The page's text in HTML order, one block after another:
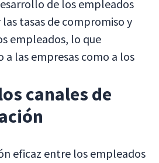
de los empleados
tasas de compromiso y
empleados, lo que
las empresas como a los
canales de
eficaz entre los empleados